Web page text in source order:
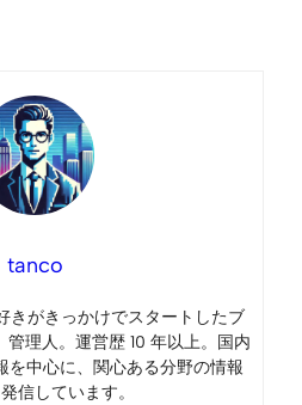
tanco
きがきっかけでスタートしたブ
管理人。運営歴 10 年以上。国内
を中心に、関心ある分野の情報
信しています。